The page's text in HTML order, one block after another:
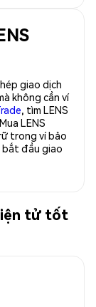
giao dịch
không cần ví
, tìm LENS
LENS
trong ví bảo
bắt đầu giao
tử tốt